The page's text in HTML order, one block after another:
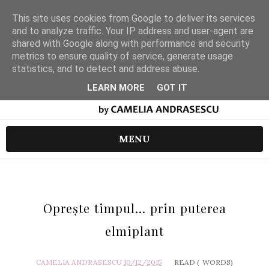
MENU
Opreşte timpul... prin puterea
elmiplant
CAMELIA ANDRASESCU 10/12/2015 READ ( WORDS)
This site uses cookies from Google to deliver its services
and to analyze traffic. Your IP address and user-agent are
shared with Google along with performance and security
metrics to ensure quality of service, generate usage
statistics, and to detect and address abuse.
LEARN MORE GOT IT